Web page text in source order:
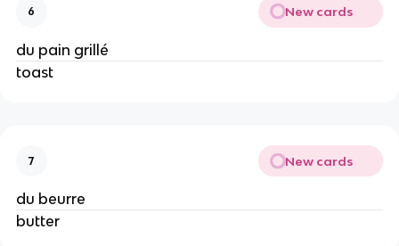
6 New cards
du pain grillé
toast
7 New cards
du beurre
butter